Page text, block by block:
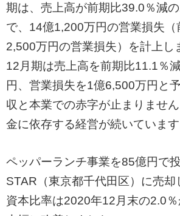
期は、売上高が前期比39.0％減
で、14億1,200万円の営業損失
2,500万円の営業損失）を計上し
12月期は売上高を前期比11.1％
円、営業損失を1億6,500万円と
収と本業での赤字が止まりませ
金に依存する経営が続いています
ペッパーランチ事業を85億円で
STAR（東京都千代田区）に売却
資本比率は2020年12月末の2.0